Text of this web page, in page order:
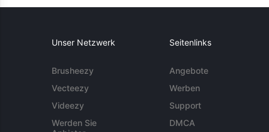
Unser Netzwerk
Brusheezy
Vecteezy
Videezy
Werden Sie
Seitenlinks
Angebote
Werben
Support
DMCA